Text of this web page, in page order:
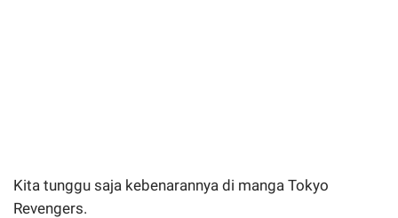
Kita tunggu saja kebenarannya di manga Tokyo
Revengers.